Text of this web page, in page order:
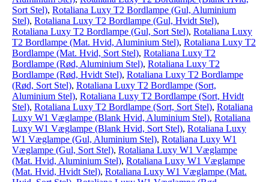
Sort Stel), Rotaliana Luxy T2 Bordlampe (Gul, Aluminium
Stel), Rotaliana Luxy T2 Bordlampe (Gul, Hvidt Stel),
Rotaliana Luxy T2 Bordlampe (Gul, Sort Stel), Rotaliana Luxy
T2 Bordlampe (Mat. Hvid, Aluminium Stel), Rotaliana Luxy T2
Bordlampe (Mat. Hvid, Sort Stel), Rotaliana Luxy T2
Bordlampe (Rød, Aluminium Stel), Rotaliana Luxy T2
Bordlampe (Rød, Hvidt Stel), Rotaliana Luxy T2 Bordlampe
(Rød, Sort Stel), Rotaliana Luxy T2 Bordlampe (Sort,
Aluminium Stel), Rotaliana Luxy T2 Bordlampe (Sort, Hvidt
Stel), Rotaliana Luxy T2 Bordlampe (Sort, Sort Stel), Rotaliana
Luxy W1 Væglampe (Blank Hvid, Aluminium Stel), Rotaliana
Luxy W1 Væglampe (Blank Hvid, Sort Stel), Rotaliana Luxy
W1 Væglampe (Gul, Aluminium Stel), Rotaliana Luxy W1
Væglampe (Gul, Sort Stel), Rotaliana Luxy W1 Væglampe
(Mat. Hvid, Aluminium Stel), Rotaliana Luxy W1 Væglampe
(Mat. Hvid, Hvidt Stel), Rotaliana Luxy W1 Væglampe (Mat.